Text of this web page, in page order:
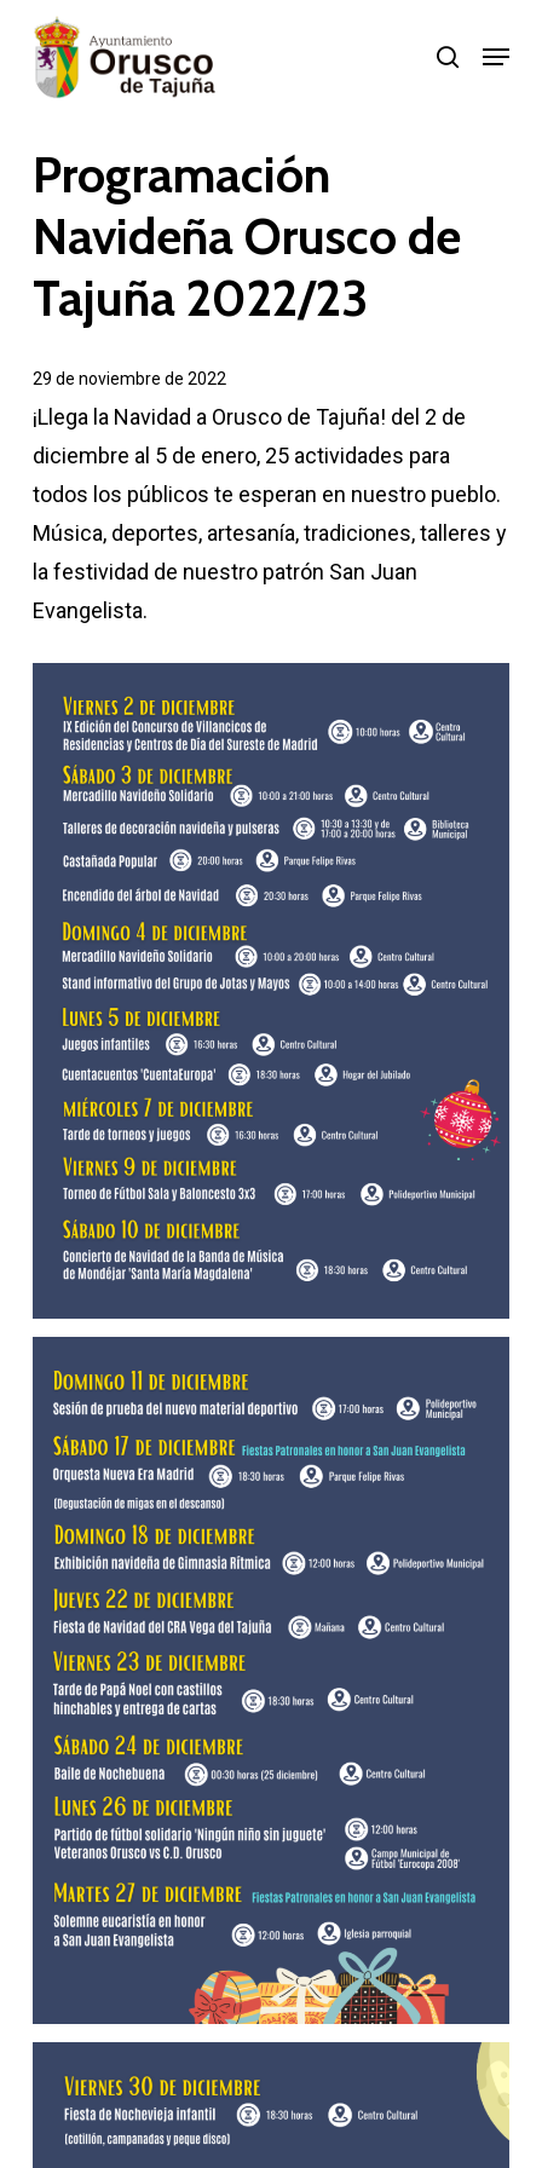
main
search
Menu
Programación
Navideña Orusco de
Tajuña 2022/23
29 de noviembre de 2022
¡Llega la Navidad a Orusco de Tajuña! del 2 de
diciembre al 5 de enero, 25 actividades para
todos los públicos te esperan en nuestro pueblo.
Música, deportes, artesanía, tradiciones, talleres y
la festividad de nuestro patrón San Juan
Evangelista.